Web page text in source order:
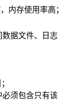
内存使用率高；
数据文件、日志
须包含只有该